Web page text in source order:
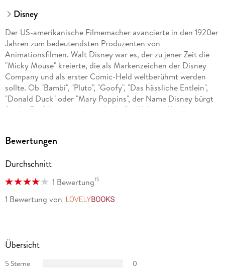
Disney
Der US-amerikanische Filmemacher avancierte in den 1920er
Jahren zum bedeutendsten Produzenten von
Animationsfilmen. Walt Disney war es, der zu jener Zeit die
"Micky Mouse" kreierte, die als Markenzeichen der Disney
Company und als erster Comic-Held weltberühmt werden
sollte. Ob "Bambi", "Pluto", "Goofy", "Das hässliche Entlein",
"Donald Duck" oder "Mary Poppins", der Name Disney bürgt
für die Entführung in die zauberhafte Welt der Kindheit.
Bewertungen
Durchschnitt
1 Bewertung15
1 Bewertung von
Übersicht
5 Sterne
0